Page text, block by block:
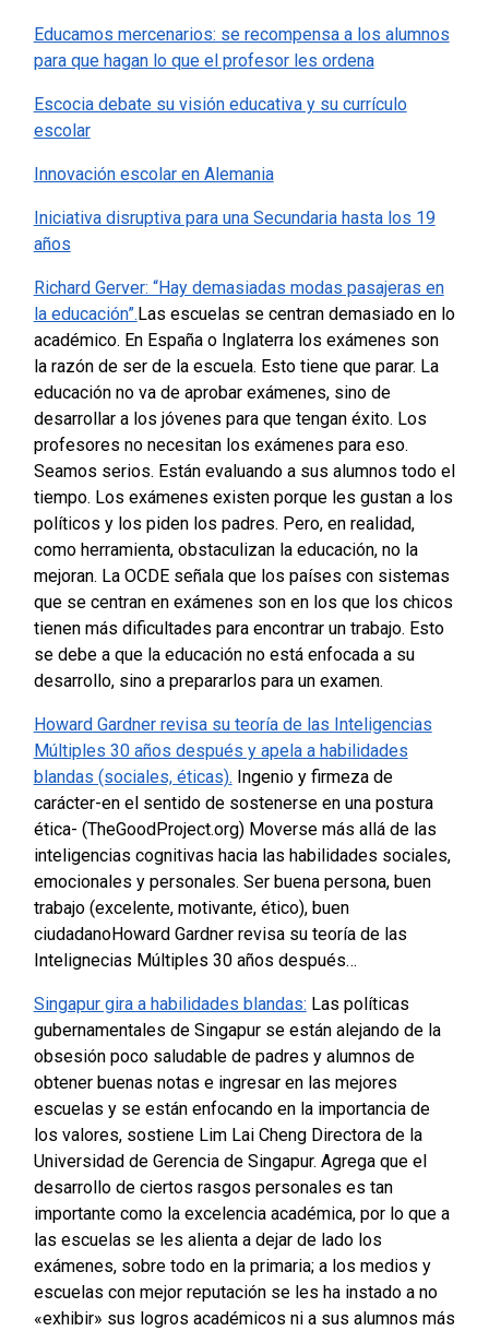
Educamos mercenarios: se recompensa a los alumnos
para que hagan lo que el profesor les ordena
Escocia debate su visión educativa y su currículo
escolar
Innovación escolar en Alemania
Iniciativa disruptiva para una Secundaria hasta los 19
años
Richard Gerver: “Hay demasiadas modas pasajeras en
la educación”.Las escuelas se centran demasiado en lo
académico. En España o Inglaterra los exámenes son
la razón de ser de la escuela. Esto tiene que parar. La
educación no va de aprobar exámenes, sino de
desarrollar a los jóvenes para que tengan éxito. Los
profesores no necesitan los exámenes para eso.
Seamos serios. Están evaluando a sus alumnos todo el
tiempo. Los exámenes existen porque les gustan a los
políticos y los piden los padres. Pero, en realidad,
como herramienta, obstaculizan la educación, no la
mejoran. La OCDE señala que los países con sistemas
que se centran en exámenes son en los que los chicos
tienen más dificultades para encontrar un trabajo. Esto
se debe a que la educación no está enfocada a su
desarrollo, sino a prepararlos para un examen.
Howard Gardner revisa su teoría de las Inteligencias
Múltiples 30 años después y apela a habilidades
blandas (sociales, éticas). Ingenio y firmeza de
carácter-en el sentido de sostenerse en una postura
ética- (TheGoodProject.org) Moverse más allá de las
inteligencias cognitivas hacia las habilidades sociales,
emocionales y personales. Ser buena persona, buen
trabajo (excelente, motivante, ético), buen
ciudadanoHoward Gardner revisa su teoría de las
Intelignecias Múltiples 30 años después…
Singapur gira a habilidades blandas: Las políticas
gubernamentales de Singapur se están alejando de la
obsesión poco saludable de padres y alumnos de
obtener buenas notas e ingresar en las mejores
escuelas y se están enfocando en la importancia de
los valores, sostiene Lim Lai Cheng Directora de la
Universidad de Gerencia de Singapur. Agrega que el
desarrollo de ciertos rasgos personales es tan
importante como la excelencia académica, por lo que a
las escuelas se les alienta a dejar de lado los
exámenes, sobre todo en la primaria; a los medios y
escuelas con mejor reputación se les ha instado a no
«exhibir» sus logros académicos ni a sus alumnos más